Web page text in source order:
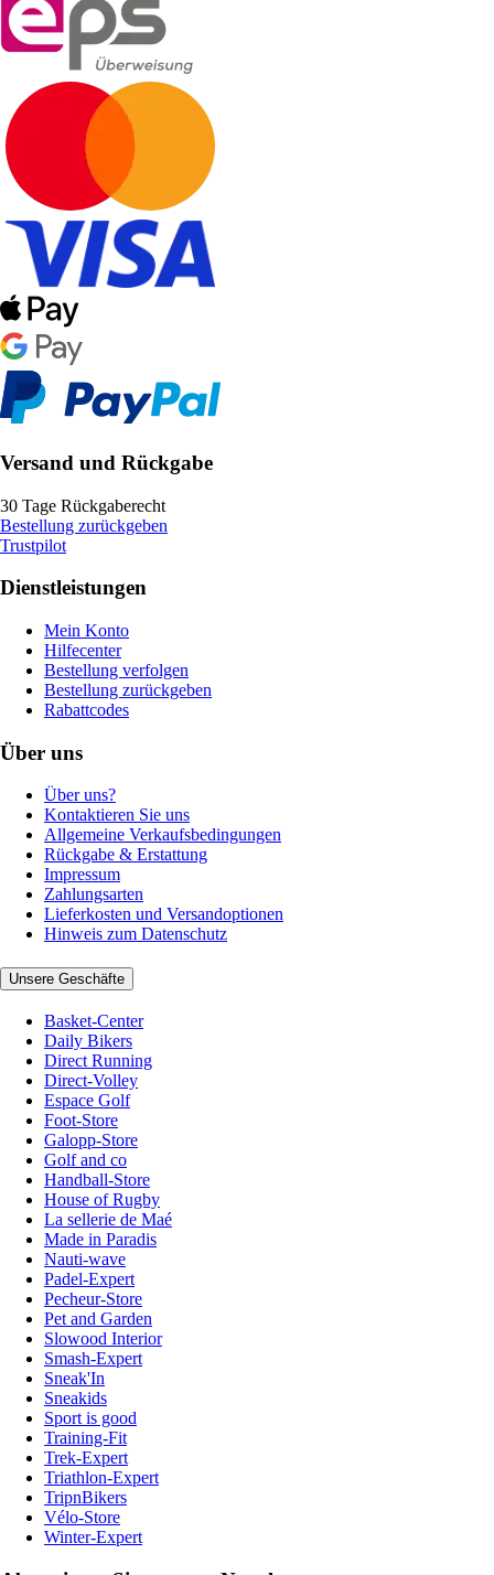
Versand und Rückgabe
30 Tage Rückgaberecht
Bestellung zurückgeben
Trustpilot
Dienstleistungen
Mein Konto
Hilfecenter
Bestellung verfolgen
Bestellung zurückgeben
Rabattcodes
Über uns
Über uns?
Kontaktieren Sie uns
Allgemeine Verkaufsbedingungen
Rückgabe & Erstattung
Impressum
Zahlungsarten
Lieferkosten und Versandoptionen
Hinweis zum Datenschutz
Unsere Geschäfte
Basket-Center
Daily Bikers
Direct Running
Direct-Volley
Espace Golf
Foot-Store
Galopp-Store
Golf and co
Handball-Store
House of Rugby
La sellerie de Maé
Made in Paradis
Nauti-wave
Padel-Expert
Pecheur-Store
Pet and Garden
Slowood Interior
Smash-Expert
Sneak'In
Sneakids
Sport is good
Training-Fit
Trek-Expert
Triathlon-Expert
TripnBikers
Vélo-Store
Winter-Expert